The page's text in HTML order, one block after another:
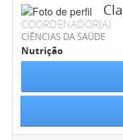
COORDENADOR(A)
CIÊNCIAS DA SAÚDE
Nutrição